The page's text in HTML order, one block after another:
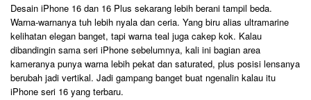
Desain iPhone 16 dan 16 Plus sekarang lebih berani tampil beda.
Warna-warnanya tuh lebih nyala dan ceria. Yang biru alias ultramarine
kelihatan elegan banget, tapi warna teal juga cakep kok. Kalau
dibandingin sama seri iPhone sebelumnya, kali ini bagian area
kameranya punya warna lebih pekat dan saturated, plus posisi lensanya
berubah jadi vertikal. Jadi gampang banget buat ngenalin kalau itu
iPhone seri 16 yang terbaru.